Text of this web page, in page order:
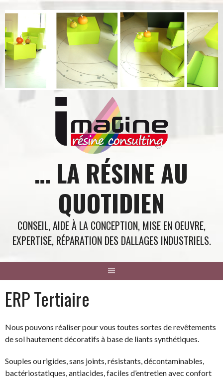
contenu
… LA RÉSINE AU
QUOTIDIEN
CONSEIL, AIDE À LA CONCEPTION, MISE EN OEUVRE,
EXPERTISE, RÉPARATION DES DALLAGES INDUSTRIELS.
ERP Tertiaire
Nous pouvons réaliser pour vous toutes sortes de revêtements
de sol hautement décoratifs à base de liants synthétiques.
Souples ou rigides, sans joints, résistants, décontaminables,
bactériostatiques, antiacides, faciles d’entretien avec confort